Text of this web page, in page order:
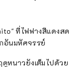
ที่ไฟฟางสีแดงสด
อันมหัศจรรย์
ดูหนาวยังเต็มไปด้วย